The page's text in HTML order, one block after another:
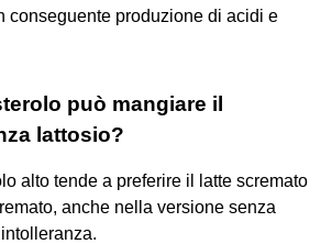
conseguente produzione di acidi e
può mangiare il
lattosio?
alto tende a preferire il latte scremato
anche nella versione senza